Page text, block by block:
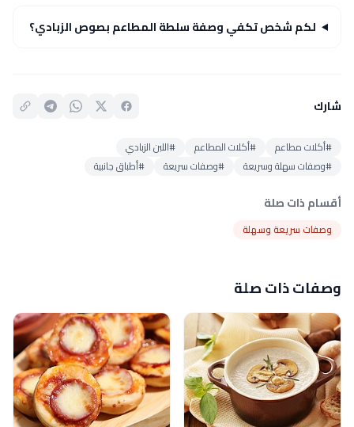
لكم شخص تكفي وصفة سلطة المطاعم بصوص الزبادي؟
شارك
#أكلات مطاعم #أكلات المطاعم
#اللبن الزبادي
#وصفات سهلة وسريعة
#وصفات سريعة #أطباق جانبية
أقسام ذات صلة
وصفات سريعة وسهلة
وصفات ذات صلة